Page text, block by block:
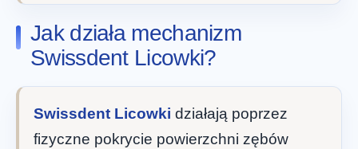
Jak działa mechanizm
Swissdent Licowki?
Swissdent Licowki działają poprzez
fizyczne pokrycie powierzchni zębów